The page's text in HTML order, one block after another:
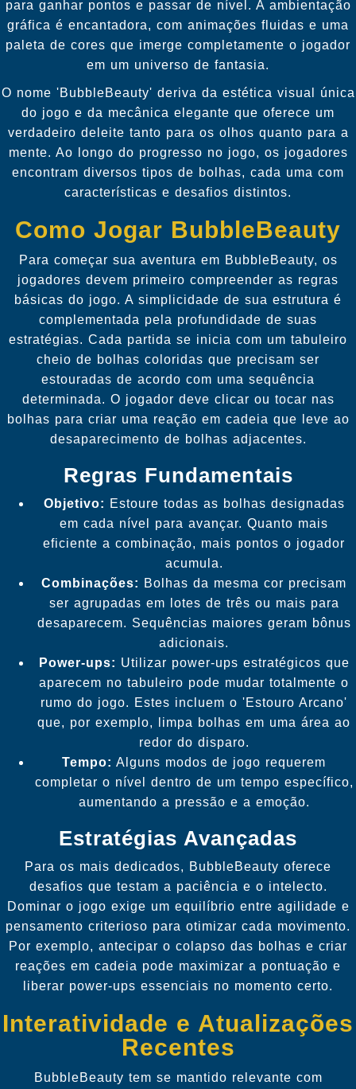
para ganhar pontos e passar de nível. A ambientação
gráfica é encantadora, com animações fluidas e uma
paleta de cores que imerge completamente o jogador
em um universo de fantasia.
O nome 'BubbleBeauty' deriva da estética visual única
do jogo e da mecânica elegante que oferece um
verdadeiro deleite tanto para os olhos quanto para a
mente. Ao longo do progresso no jogo, os jogadores
encontram diversos tipos de bolhas, cada uma com
características e desafios distintos.
Como Jogar BubbleBeauty
Para começar sua aventura em BubbleBeauty, os
jogadores devem primeiro compreender as regras
básicas do jogo. A simplicidade de sua estrutura é
complementada pela profundidade de suas
estratégias. Cada partida se inicia com um tabuleiro
cheio de bolhas coloridas que precisam ser
estouradas de acordo com uma sequência
determinada. O jogador deve clicar ou tocar nas
bolhas para criar uma reação em cadeia que leve ao
desaparecimento de bolhas adjacentes.
Regras Fundamentais
Objetivo: Estoure todas as bolhas designadas
em cada nível para avançar. Quanto mais
eficiente a combinação, mais pontos o jogador
acumula.
Combinações: Bolhas da mesma cor precisam
ser agrupadas em lotes de três ou mais para
desaparecem. Sequências maiores geram bônus
adicionais.
Power-ups: Utilizar power-ups estratégicos que
aparecem no tabuleiro pode mudar totalmente o
rumo do jogo. Estes incluem o 'Estouro Arcano'
que, por exemplo, limpa bolhas em uma área ao
redor do disparo.
Tempo: Alguns modos de jogo requerem
completar o nível dentro de um tempo específico,
aumentando a pressão e a emoção.
Estratégias Avançadas
Para os mais dedicados, BubbleBeauty oferece
desafios que testam a paciência e o intelecto.
Dominar o jogo exige um equilíbrio entre agilidade e
pensamento criterioso para otimizar cada movimento.
Por exemplo, antecipar o colapso das bolhas e criar
reações em cadeia pode maximizar a pontuação e
liberar power-ups essenciais no momento certo.
Interatividade e Atualizações
Recentes
BubbleBeauty tem se mantido relevante com